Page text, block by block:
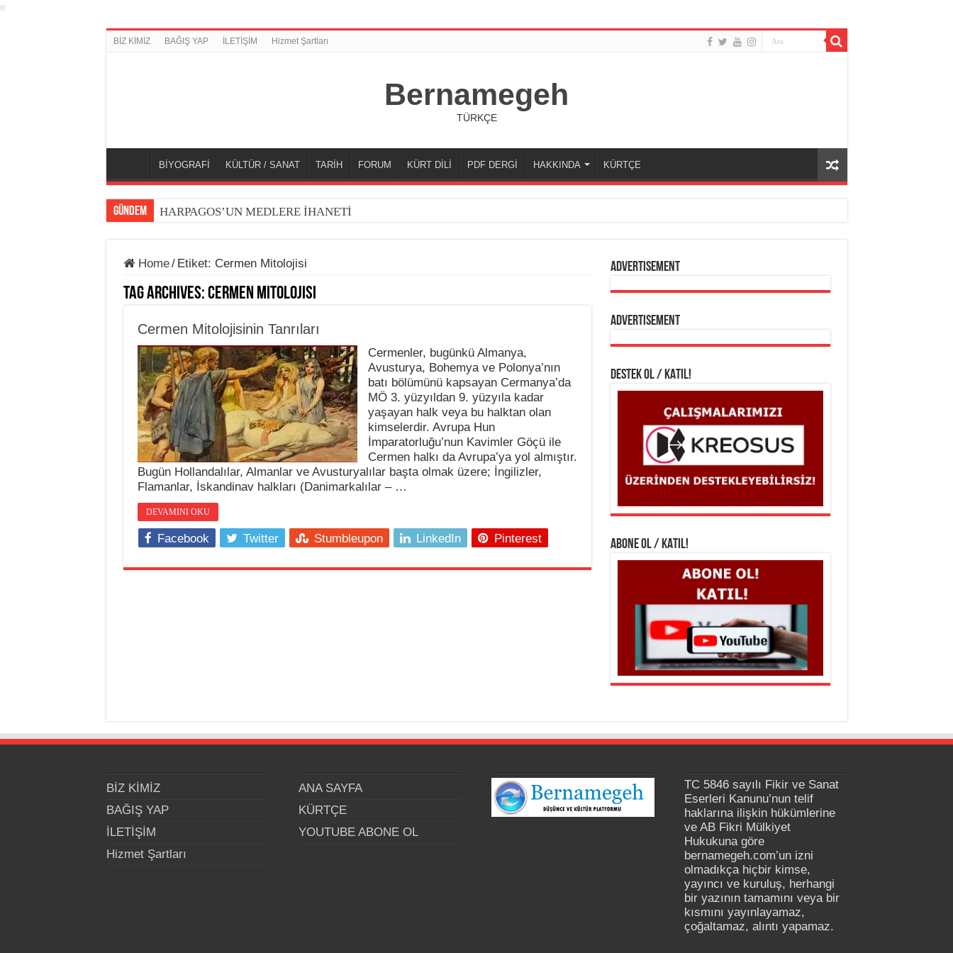
BİZ KİMİZ BAĞIŞ YAP İLETİŞİM Hizmet Şartları
Bernamegeh
TÜRKÇE
BİYOGRAFİ KÜLTÜR / SANAT TARİH FORUM KÜRT DİLİ PDF DERGİ HAKKINDA KÜRTÇE
GÜNDEM HARPAGOS’UN MEDLERE İHANETİ
Home/ Etiket: Cermen Mitolojisi
Tag Archives:Cermen Mitolojisi
Cermen Mitolojisinin Tanrıları
Cermenler, bugünkü Almanya,
Avusturya, Bohemya ve Polonya’nın
batı bölümünü kapsayan Cermanya’da
MÖ 3. yüzyıldan 9. yüzyıla kadar
yaşayan halk veya bu halktan olan
kimselerdir. Avrupa Hun
İmparatorluğu’nun Kavimler Göçü ile
Cermen halkı da Avrupa’ya yol almıştır.
Bugün Hollandalılar, Almanlar ve Avusturyalılar başta olmak üzere; İngilizler,
Flamanlar, İskandinav halkları (Danimarkalılar – …
DEVAMINI OKU
Facebook Twitter Stumbleupon LinkedIn Pinterest
Advertisement
Advertisement
DESTEK OL / KATIL!
ABONE OL / KATIL!
BİZ KİMİZ
BAĞIŞ YAP
İLETİŞİM
Hizmet Şartları
ANA SAYFA
KÜRTÇE
YOUTUBE ABONE OL
TC 5846 sayılı Fikir ve Sanat
Eserleri Kanunu’nun telif
haklarına ilişkin hükümlerine
ve AB Fikri Mülkiyet
Hukukuna göre
bernamegeh.com’un izni
olmadıkça hiçbir kimse,
yayıncı ve kuruluş, herhangi
bir yazının tamamını veya bir
kısmını yayınlayamaz,
çoğaltamaz, alıntı yapamaz.